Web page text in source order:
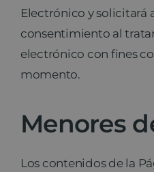
Electrónico y solicitará
consentimiento al
electrónico con fines
momento.
Menores
Los contenidos de la